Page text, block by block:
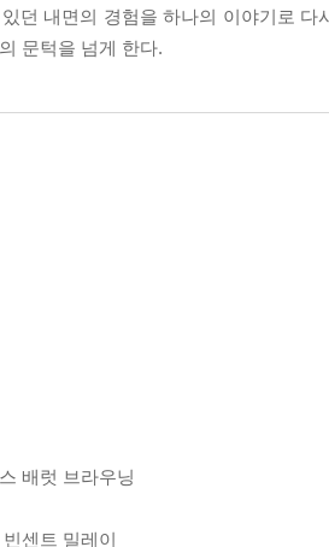
던 내면의 경험을 하나의 이야기로
문턱을 넘게 한다.
배럿 브라우닝
센트 밀레이